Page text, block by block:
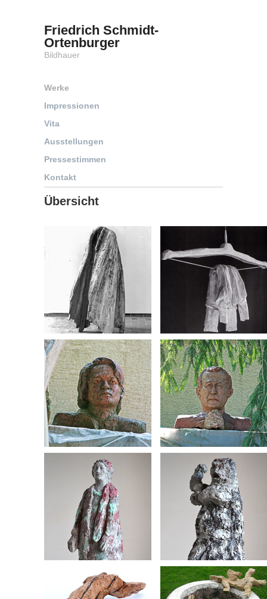
Friedrich Schmidt-
Ortenburger
Bildhauer
Werke
Impressionen
Vita
Ausstellungen
Pressestimmen
Kontakt
Übersicht